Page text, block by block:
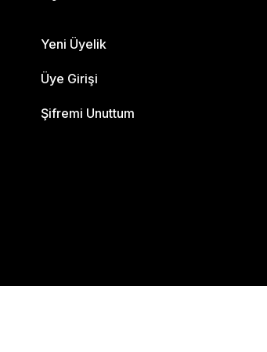
Yeni Üyelik
Üye Girişi
Şifremi Unuttum